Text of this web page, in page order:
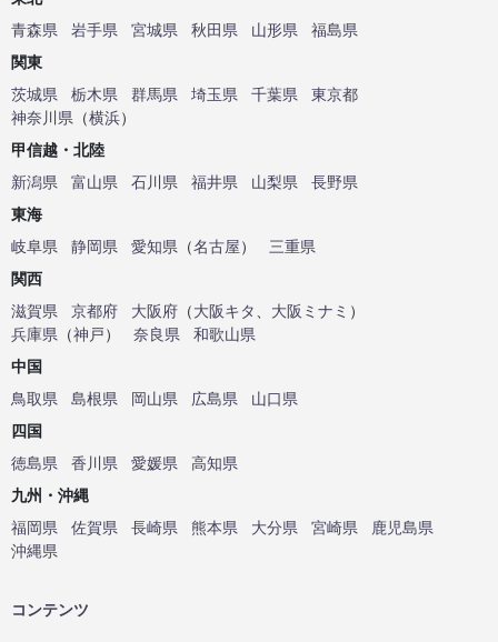
青森県
岩手県 宮城県 秋田県 山形県
福島県
関東
茨城県
栃木県 群馬県 埼玉県 千葉県
東京都
神奈川県 （横浜）
甲信越・北陸
新潟県
富山県 石川県 福井県 山梨県
長野県
東海
岐阜県
静岡県 愛知県 （名古屋）
三重県
関西
滋賀県
京都府 大阪府 （大阪キタ 大阪ミナミ ）
兵庫県 （神戸） 奈良県
和歌山県
中国
鳥取県
島根県 岡山県 広島県
山口県
四国
徳島県
香川県 愛媛県
高知県
九州・沖縄
福岡県
佐賀県 長崎県 熊本県 大分県 宮崎県
鹿児島県
沖縄県
コンテンツ